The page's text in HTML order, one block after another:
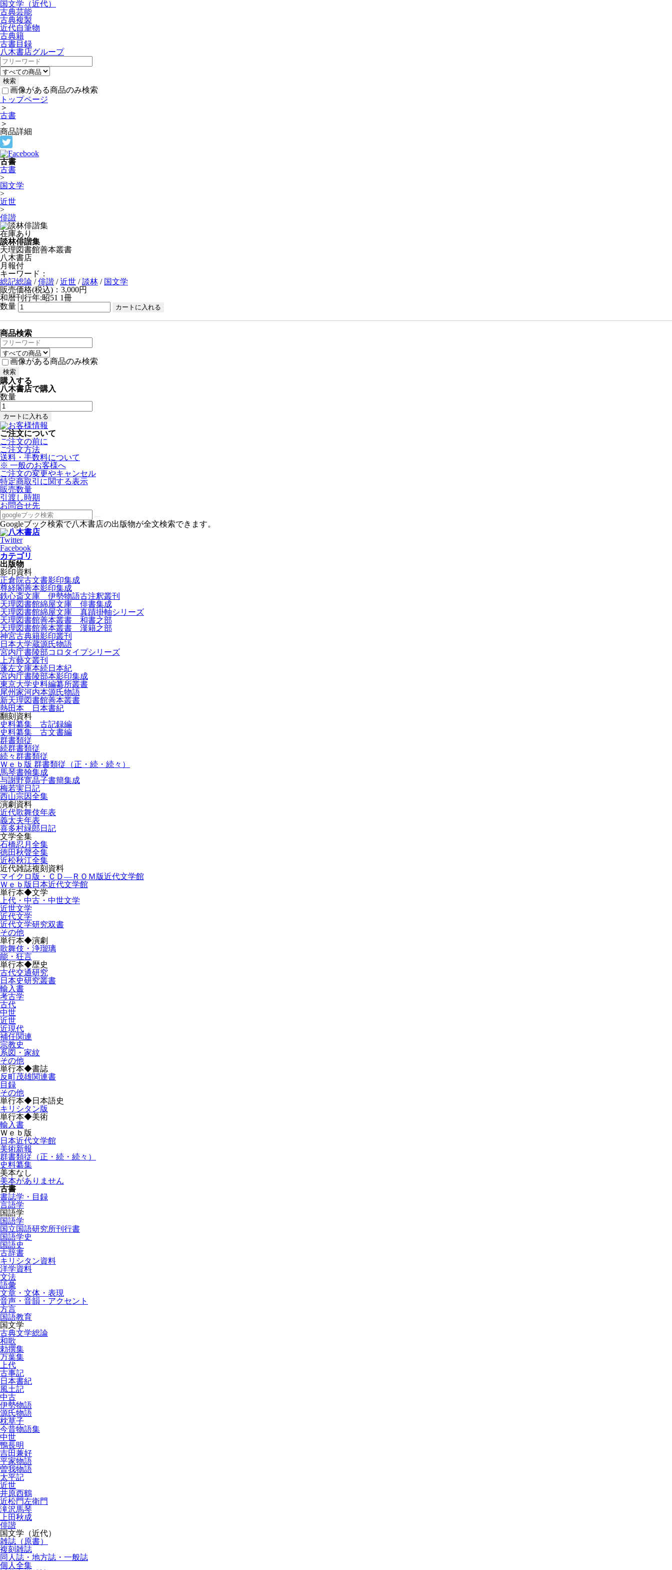
国文学（近代）
古典芸能
古典複製
近代自筆物
古典籍
古書目録
八木書店グループ
画像がある商品のみ検索
トップページ
＞
古書
＞
商品詳細
古書
古書
>
国文学
>
近世
>
俳諧
在庫あり
談林俳諧集
天理図書館善本叢書
八木書店
月報付
キーワード：
総記総論 /俳諧 /近世 /談林 / 国文学
販売価格(税込)：3,000円
和暦刊行年:昭51 1冊
数量
商品検索
画像がある商品のみ検索
購入する
八木書店で購入
数量
ご注文について
ご注文の前に
ご注文方法
送料・手数料について
※ 一般のお客様へ
ご注文の変更やキャンセル
特定商取引に関する表示
販売数量
引渡し時期
お問合せ先
Googleブック検索で八木書店の出版物が全文検索できます。
Twitter
Facebook
カテゴリ
出版物
影印資料
正倉院古文書影印集成
尊経閣善本影印集成
鉄心斎文庫 伊勢物語古注釈叢刊
天理図書館綿屋文庫 俳書集成
天理図書館綿屋文庫 真蹟掛軸シリーズ
天理図書館善本叢書 和書之部
天理図書館善本叢書 漢籍之部
神宮古典籍影印叢刊
日本大学蔵源氏物語
宮内庁書陵部コロタイプシリーズ
上方藝文叢刊
蓬左文庫本続日本紀
宮内庁書陵部本影印集成
東京大学史料編纂所叢書
尾州家河内本源氏物語
新天理図書館善本叢書
熱田本 日本書紀
翻刻資料
史料纂集 古記録編
史料纂集 古文書編
群書類従
続群書類従
続々群書類従
Ｗｅｂ版 群書類従（正・続・続々）
馬琴書翰集成
与謝野寛晶子書簡集成
梅若実日記
西山宗因全集
演劇資料
近代歌舞伎年表
義太夫年表
喜多村緑郎日記
文学全集
石橋忍月全集
徳田秋聲全集
近松秋江全集
近代雑誌複刻資料
マイクロ版・ＣＤ―ＲＯＭ版近代文学館
Ｗｅｂ版日本近代文学館
単行本◆文学
上代・中古・中世文学
近世文学
近代文学
近代文学研究双書
その他
単行本◆演劇
歌舞伎・浄瑠璃
能・狂言
単行本◆歴史
古代交通研究
日本史研究叢書
輸入書
考古学
古代
中世
近世
近現代
補任関連
宗教史
系図・家紋
その他
単行本◆書誌
反町茂雄関連書
目録
その他
単行本◆日本語史
キリシタン版
単行本◆美術
輸入書
Ｗｅｂ版
日本近代文学館
美術新報
群書類従（正・続・続々）
史料纂集
美本なし
美本がありません
古書
書誌学・目録
言語学
国語学
国語学
国立国語研究所刊行書
国語学史
国語史
古辞書
キリシタン資料
洋学資料
文法
語彙
文章・文体・表現
音声・音韻・アクセント
方言
国語教育
国文学
古典文学総論
和歌
勅撰集
万葉集
上代
古事記
日本書紀
風土記
中古
伊勢物語
源氏物語
枕草子
今昔物語集
中世
鴨長明
吉田兼好
平家物語
曽我物語
太平記
近世
井原西鶴
近松門左衛門
滝沢馬琴
上田秋成
俳諧
国文学（近代）
雑誌（原書）
複刻雑誌
同人誌・地方誌・一般誌
個人全集